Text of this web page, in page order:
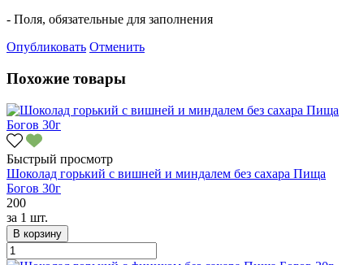
- Поля, обязательные для заполнения
Опубликовать Отменить
Похожие товары
Быстрый просмотр
Шоколад горький с вишней и миндалем без сахара Пища
Богов 30г
200
за 1 шт.
В корзину